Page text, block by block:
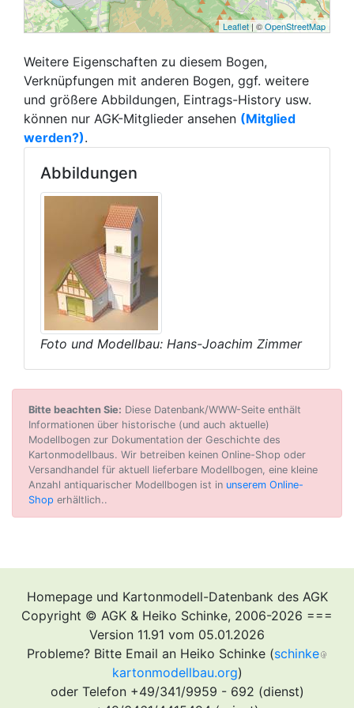
Leaflet| ©OpenStreetMap
Weitere Eigenschaften zu diesem Bogen,
Verknüpfungen mit anderen Bogen, ggf. weitere
und größere Abbildungen, Eintrags-History usw.
können nur AGK-Mitglieder ansehen (Mitglied
werden?).
Abbildungen
Foto und Modellbau: Hans-Joachim Zimmer
Bitte beachten Sie: Diese Datenbank/WWW-Seite enthält
Informationen über historische (und auch aktuelle)
Modellbogen zur Dokumentation der Geschichte des
Kartonmodellbaus. Wir betreiben keinen Online-Shop oder
Versandhandel für aktuell lieferbare Modellbogen, eine kleine
Anzahl antiquarischer Modellbogen ist in unserem Online-
Shop erhältlich..
Homepage und Kartonmodell-Datenbank des AGK
Copyright © AGK & Heiko Schinke, 2006-2026 ===
Version 11.91 vom 05.01.2026
Probleme? Bitte Email an Heiko Schinke (schinke
kartonmodellbau.org)
oder Telefon +49/341/9959 - 692 (dienst)